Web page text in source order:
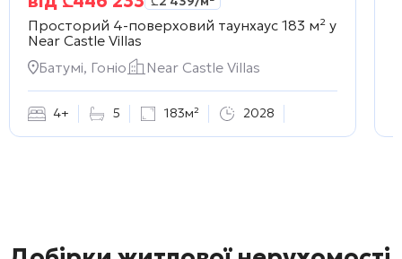
Просторий 4-поверховий таунхаус 183 м² у
Near Castle Villas
Батумі, Гоніо
Near Castle Villas
4+ 5 183м² 2028